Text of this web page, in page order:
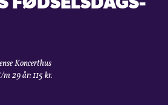
FØDSELSDAGS­
Koncerthus
29 år: 115 kr.